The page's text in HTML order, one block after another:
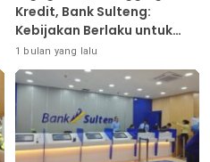
Kredit, Bank Sulteng:
Kebijakan Berlaku untuk
Seluruh Debitur ASN
1 bulan yang lalu